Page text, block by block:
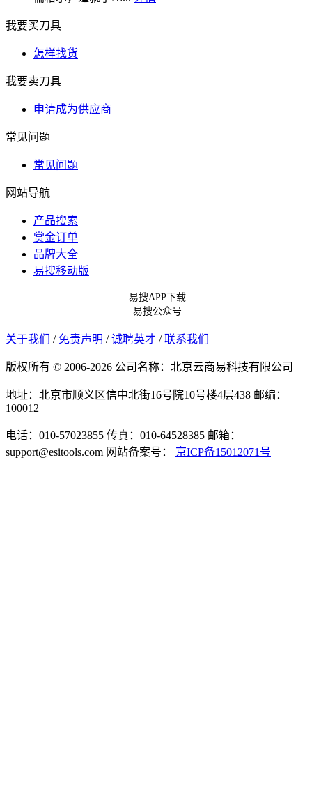
我要买刀具
怎样找货
我要卖刀具
申请成为供应商
常见问题
常见问题
网站导航
产品搜索
赏金订单
品牌大全
易搜移动版
易搜APP下载
易搜公众号
关于我们 / 免责声明 / 诚聘英才 / 联系我们
版权所有 © 2006-2026 公司名称：北京云商易科技有限公司
地址：北京市顺义区信中北街16号院10号楼4层438 邮编：
100012
电话：010-57023855 传真：010-64528385 邮箱：
support@esitools.com 网站备案号： 京ICP备15012071号